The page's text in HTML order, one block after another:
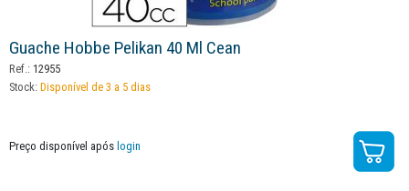
Guache Hobbe Pelikan 40 Ml Cean
Ref.: 12955
Stock: Disponível de 3 a 5 dias
Preço disponível após login